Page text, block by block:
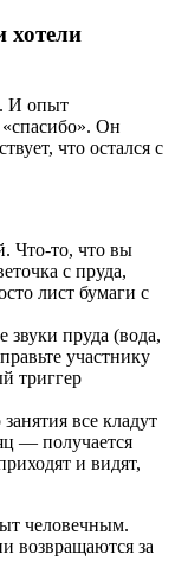
хотели
И опыт
«спасибо». Он
что остался с
Что-то, что вы
с пруда,
лист бумаги с
пруда (вода,
участнику
триггер
все кладут
— получается
и видят,
человечным.
возвращаются за